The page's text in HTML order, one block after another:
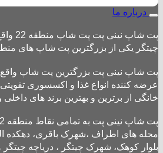
درباره ما
پت شاپ
چیتگر یکی از بزرگترین پت شاپ های منطقه 22
پت شاپ نینی پت بزرگترین پت شاپ واقع
عرضه کننده انواع غذا و اکسسوری
خانگی از برترین و بهترین برند های
محله های اطراف ،شهرک باقری، دهکده
بلوار کوهک، شهرک چیتگر ، دریاچه چیتگر